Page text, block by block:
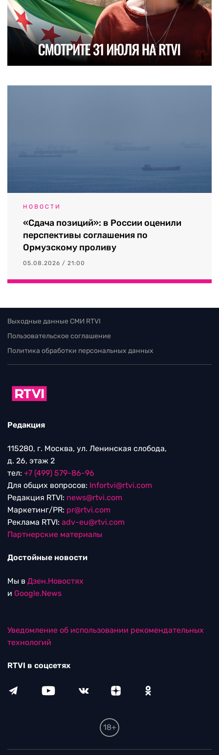
НОВОСТИ
«Сдача позиций»: в России оценили
перспективы соглашения по
Ормузскому проливу
05.08.2026 / 21:00
Выходные данные СМИ RTVI
Пользовательское соглашение
Политика обработки персональных данных
Редакция
115280, г. Москва, ул. Ленинская слобода,
д. 26, этаж 2
тел: +7 (499) 579-86-96
Для общих вопросов: Infortvi@rtvi.com
Редакция RTVI: news@rtvi.com
Маркетинг/PR: pr@rtvi.com
Реклама RTVI: adv-eu@rtvi.com
Партнерские материалы
Достойные новости
Мы в Дзен.Новостях
и Google.News
Уведомление об использовании рекомендательных
технологий
RTVI в соцсетях
18+